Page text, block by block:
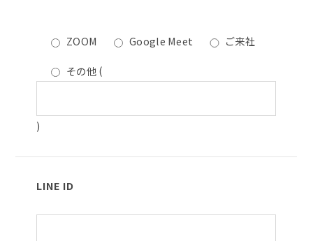
ZOOM Google Meet ご来社
その他(
)
LINE ID